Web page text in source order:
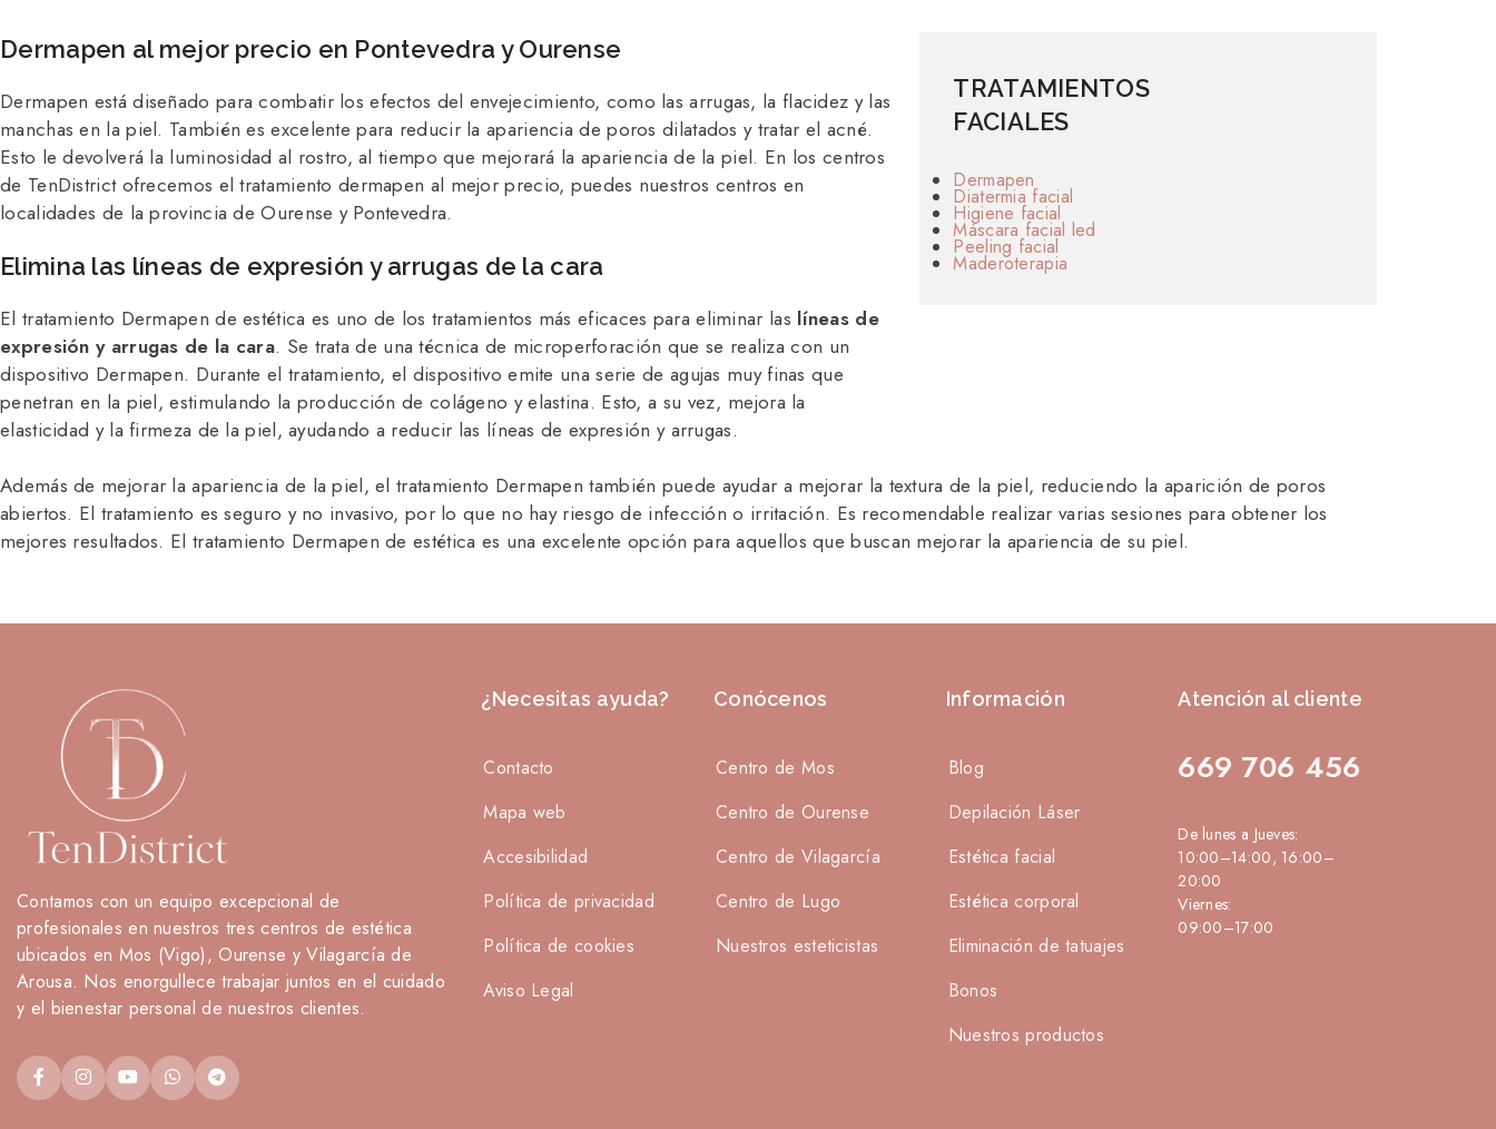
Dermapen al mejor precio en Pontevedra y Ourense
Dermapen está diseñado para combatir los efectos del envejecimiento, como las arrugas, la flacidez y las
manchas en la piel. También es excelente para reducir la apariencia de poros dilatados y tratar el acné.
Esto le devolverá la luminosidad al rostro, al tiempo que mejorará la apariencia de la piel. En los centros
de TenDistrict ofrecemos el tratamiento dermapen al mejor precio, puedes nuestros centros en
localidades de la provincia de Ourense y Pontevedra.
Elimina las líneas de expresión y arrugas de la cara
El tratamiento Dermapen de estética es uno de los tratamientos más eficaces para eliminar las líneas de
expresión y arrugas de la cara. Se trata de una técnica de microperforación que se realiza con un
dispositivo Dermapen. Durante el tratamiento, el dispositivo emite una serie de agujas muy finas que
penetran en la piel, estimulando la producción de colágeno y elastina. Esto, a su vez, mejora la
elasticidad y la firmeza de la piel, ayudando a reducir las líneas de expresión y arrugas.
TRATAMIENTOS
FACIALES
Dermapen
Diatermia facial
Higiene facial
Máscara facial led
Peeling facial
Maderoterapia
Además de mejorar la apariencia de la piel, el tratamiento Dermapen también puede ayudar a mejorar la textura de la piel, reduciendo la aparición de poros
abiertos. El tratamiento es seguro y no invasivo, por lo que no hay riesgo de infección o irritación. Es recomendable realizar varias sesiones para obtener los
mejores resultados. El tratamiento Dermapen de estética es una excelente opción para aquellos que buscan mejorar la apariencia de su piel.
Contamos con un equipo excepcional de
profesionales en nuestros tres centros de estética
ubicados en Mos (Vigo), Ourense y Vilagarcía de
Arousa. Nos enorgullece trabajar juntos en el cuidado
y el bienestar personal de nuestros clientes.
¿Necesitas ayuda?
Contacto
Mapa web
Accesibilidad
Política de privacidad
Política de cookies
Aviso Legal
Conócenos
Centro de Mos
Centro de Ourense
Centro de Vilagarcía
Centro de Lugo
Nuestros esteticistas
Información
Blog
Depilación Láser
Estética facial
Estética corporal
Eliminación de tatuajes
Bonos
Nuestros productos
Atención al cliente
669 706 456
De lunes a Jueves:
10:00–14:00, 16:00–
20:00
Viernes:
09:00–17:00